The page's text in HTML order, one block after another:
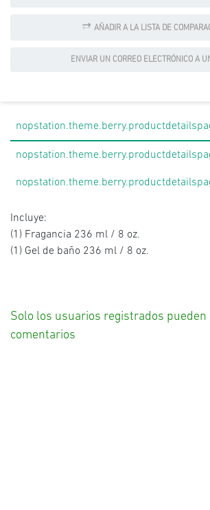
AÑADIR A LA LISTA DE
ENVIAR UN CORREO ELECTRÓNICO A
Incluye:
(1) Fragancia 236 ml / 8 oz.
(1) Gel de baño 236 ml / 8 oz.
Solo los usuarios registrados
comentarios